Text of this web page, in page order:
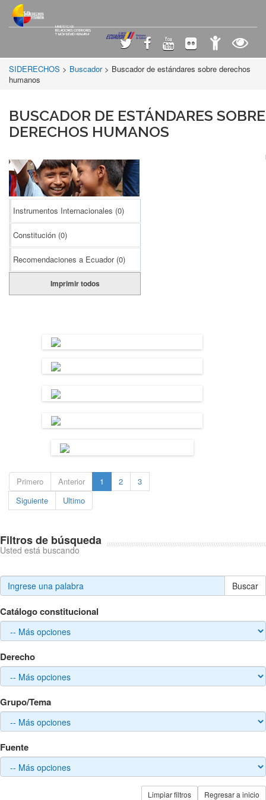
SIDERECHOS > Buscador > Buscador de estándares sobre derechos
humanos
BUSCADOR DE ESTÁNDARES SOBRE
DERECHOS HUMANOS
Instrumentos Internacionales (0)
Constitución (0)
Recomendaciones a Ecuador (0)
Imprimir todos
Primero Anterior 1 2
3
Siguiente
Ultimo
Filtros de búsqueda
Usted está buscando
Buscar
Catálogo constitucional
Derecho
Grupo/Tema
Fuente
Regresar a inicio
Limpiar filtros